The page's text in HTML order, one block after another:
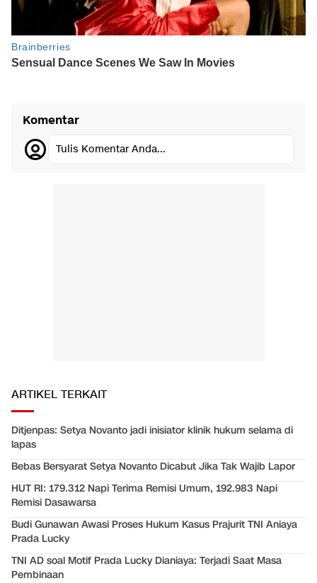
Komentar
Tulis Komentar Anda...
ARTIKEL TERKAIT
Ditjenpas: Setya Novanto jadi inisiator klinik hukum selama di
lapas
Bebas Bersyarat Setya Novanto Dicabut Jika Tak Wajib Lapor
HUT RI: 179.312 Napi Terima Remisi Umum, 192.983 Napi
Remisi Dasawarsa
Budi Gunawan Awasi Proses Hukum Kasus Prajurit TNI Aniaya
Prada Lucky
TNI AD soal Motif Prada Lucky Dianiaya: Terjadi Saat Masa
Pembinaan